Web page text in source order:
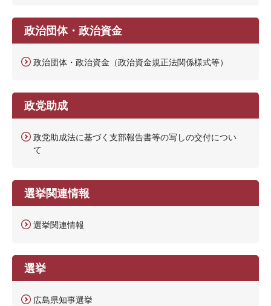
政治団体・政治資金
政治団体・政治資金（政治資金規正法関係様式等）
政党助成
政党助成法に基づく支部報告書等の写しの交付につい
て
選挙関連情報
選挙関連情報
選挙
広島県知事選挙